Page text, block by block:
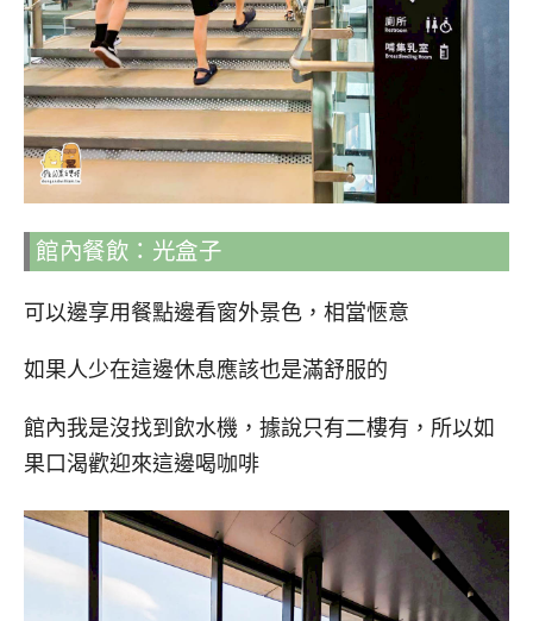
館內餐飲：光盒子
可以邊享用餐點邊看窗外景色，相當愜意
如果人少在這邊休息應該也是滿舒服的
館內我是沒找到飲水機，據說只有二樓有，所以如
果口渴歡迎來這邊喝咖啡